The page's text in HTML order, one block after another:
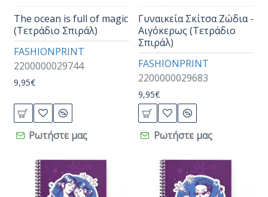
FASHIONPRINT
2200000029744
The ocean is full of magic
(Τετράδιο Σπιράλ)
9,95€
Ρωτήστε μας
FASHIONPRINT
2200000029683
Γυναικεία Σκίτσα Ζώδια -
Αιγόκερως (Τετράδιο
Σπιράλ)
9,95€
Ρωτήστε μας